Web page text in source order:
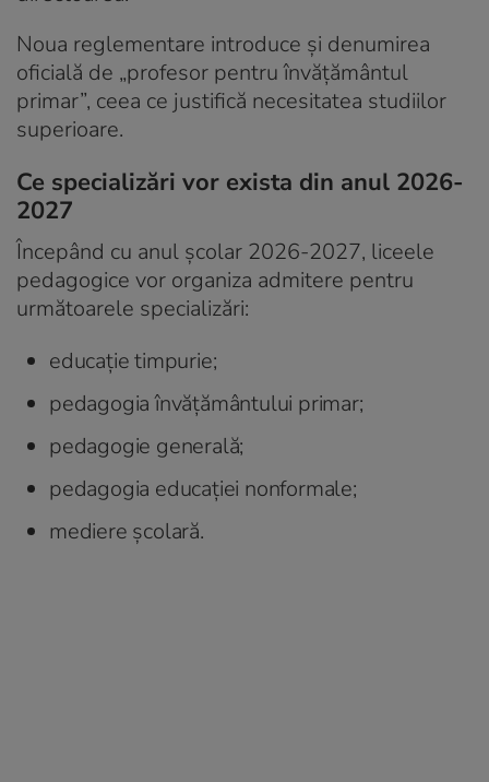
Noua reglementare introduce și denumirea
oficială de „profesor pentru învățământul
primar”, ceea ce justifică necesitatea studiilor
superioare.
Ce specializări vor exista din anul 2026-
2027
Începând cu anul școlar 2026-2027, liceele
pedagogice vor organiza admitere pentru
următoarele specializări:
educație timpurie;
pedagogia învățământului primar;
pedagogie generală;
pedagogia educației nonformale;
mediere școlară.